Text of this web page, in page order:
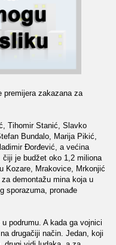
premijera zakazana za
Tihomir Stanić, Slavko
Bundalo, Marija Pikić,
Đorđević, a većina
je budžet oko 1,2 miliona
Kozare, Mrakovice, Mrkonjić
demontažu mina koja u
sporazuma, pronađe
podrumu. A kada ga vojnici
drugačiji način. Jedan, koji